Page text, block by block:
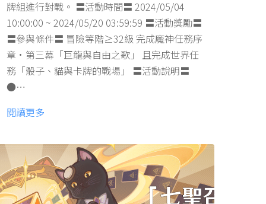
牌組進行對戰。 〓活動時間〓 2024/05/04
10:00:00 ~ 2024/05/20 03:59:59 〓活動獎勵〓
〓參與條件〓 冒險等階≥32級 完成魔神任務序
章·第三幕「巨龍與自由之歌」 且完成世界任
務「骰子、貓與卡牌的戰場」 〓活動說明〓
●…
閱讀更多